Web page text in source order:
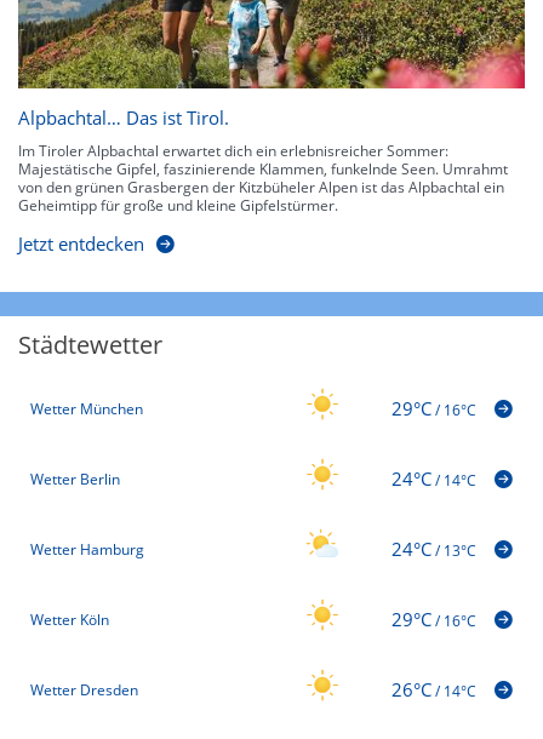
Alpbachtal… Das ist Tirol.
Im Tiroler Alpbachtal erwartet dich ein erlebnisreicher Sommer:
Majestätische Gipfel, faszinierende Klammen, funkelnde Seen. Umrahmt
von den grünen Grasbergen der Kitzbüheler Alpen ist das Alpbachtal ein
Geheimtipp für große und kleine Gipfelstürmer.
Jetzt entdecken
Städtewetter
Wetter München 29°C/16°C
Wetter Berlin 24°C/14°C
Wetter Hamburg 24°C/13°C
Wetter Köln 29°C/16°C
Wetter Dresden 26°C/14°C